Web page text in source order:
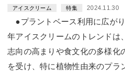
アイスクリーム 特集 2024.11.30
●プラントベース利用に広
年アイスクリームのトレンドは
志向の高まりや食文化の多様化
を受け、特に植物性由来のプラ